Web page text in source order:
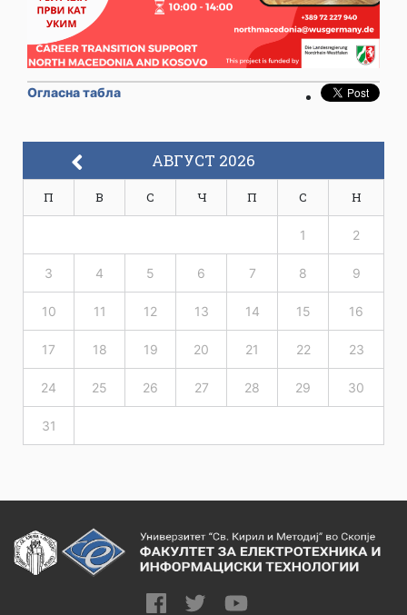
Огласна табла
АВГУСТ 2026
П В С Ч П С Н
1 2
3 4 5 6 7 8 9
10 11 12 13 14 15 16
17 18 19 20 21 22 23
24 25 26 27 28 29 30
31